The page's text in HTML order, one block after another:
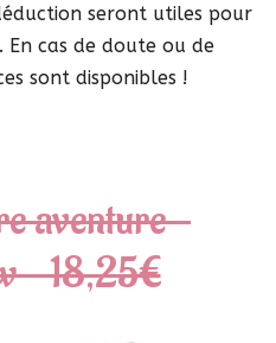
seront utiles pour
En cas de doute ou de
sont disponibles !
aventure –
– 18,25€